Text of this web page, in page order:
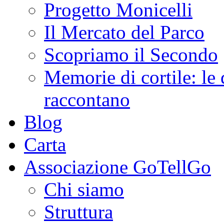
Progetto Monicelli
Il Mercato del Parco
Scopriamo il Secondo
Memorie di cortile: le
raccontano
Blog
Carta
Associazione GoTellGo
Chi siamo
Struttura